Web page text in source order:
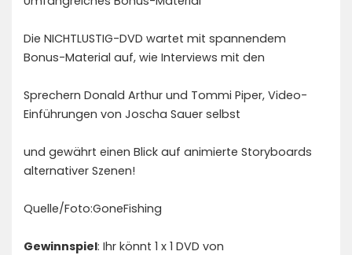
Die NICHTLUSTIG-DVD wartet mit spannendem
Bonus-Material auf, wie Interviews mit den
Sprechern Donald Arthur und Tommi Piper, Video-
Einführungen von Joscha Sauer selbst
und gewährt einen Blick auf animierte Storyboards
alternativer Szenen!
Quelle/Foto:GoneFishing
Gewinnspiel: Ihr könnt 1 x 1 DVD von